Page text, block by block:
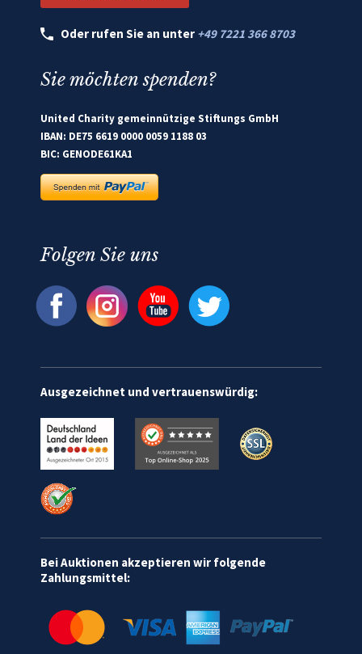
Oder rufen Sie an unter +49 7221 366 8703
Sie möchten spenden?
United Charity gemeinnützige Stiftungs GmbH
IBAN: DE75 6619 0000 0059 1188 03
BIC: GENODE61KA1
Folgen Sie uns
Ausgezeichnet und vertrauenswürdig:
Bei Auktionen akzeptieren wir folgende
Zahlungsmittel: